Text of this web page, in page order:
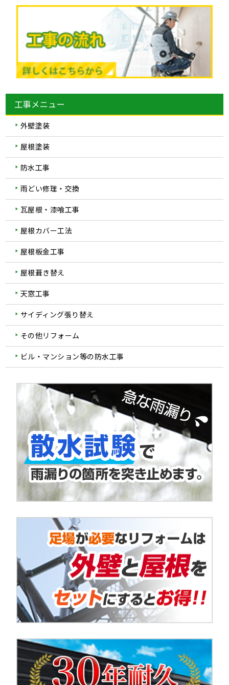
工事メニュー
外壁塗装
屋根塗装
防水工事
雨どい修理・交換
瓦屋根・漆喰工事
屋根カバー工法
屋根板金工事
屋根葺き替え
天窓工事
サイディング張り替え
その他リフォーム
ビル・マンション等の防水工事